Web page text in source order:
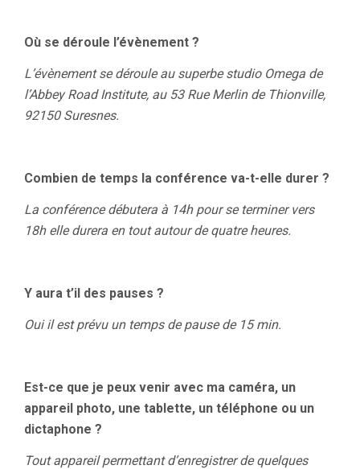
Où se déroule l’évènement ?
L’évènement se déroule au superbe studio Omega de
l’Abbey Road Institute, au 53 Rue Merlin de Thionville,
92150 Suresnes.
Combien de temps la conférence va-t-elle durer ?
La conférence débutera à 14h pour se terminer vers
18h elle durera en tout autour de quatre heures.
Y aura t’il des pauses ?
Oui il est prévu un temps de pause de 15 min.
Est-ce que je peux venir avec ma caméra, un
appareil photo, une tablette, un téléphone ou un
dictaphone ?
Tout appareil permettant d’enregistrer de quelques